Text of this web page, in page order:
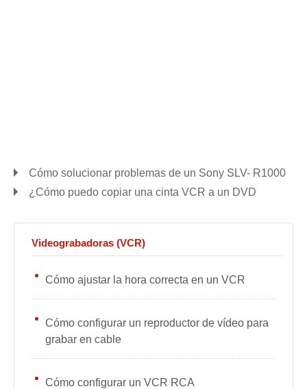
Cómo solucionar problemas de un Sony SLV- R1000
¿Cómo puedo copiar una cinta VCR a un DVD
Videograbadoras (VCR)
Cómo ajustar la hora correcta en un VCR
Cómo configurar un reproductor de vídeo para
grabar en cable
Cómo configurar un VCR RCA